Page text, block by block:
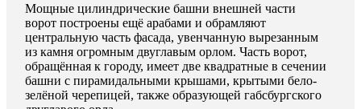
Мощные цилиндрические башни внешней части
ворот построены ещё арабами и обрамляют
центральную часть фасада, увенчанную вырезанным
из камня огромным двуглавым орлом. Часть ворот,
обращённая к городу, имеет две квадратные в сечении
башни с пирамидальными крышами, крытыми бело-
зелёной черепицей, также образующей габсбургского